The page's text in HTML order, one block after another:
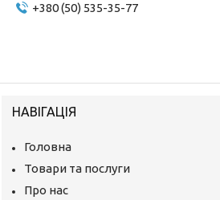
+380 (50) 535-35-77
НАВІГАЦІЯ
Головна
Товари та послуги
Про нас